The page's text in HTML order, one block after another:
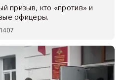
призыв, кто «против» и
офицеры.
1407